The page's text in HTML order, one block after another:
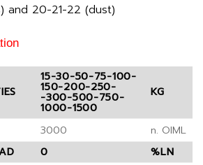
and 20-21-22 (dust)
15-30-50-75-100-
150-200-250-
-300-500-750-
1000-1500
KG
3000
n. OIML
0
%LN